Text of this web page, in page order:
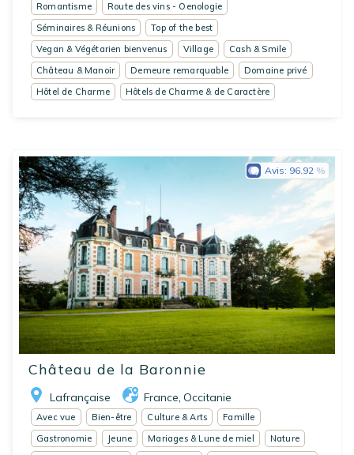
Romantisme
Route des vins - Oenologie
Séminaires & Réunions
Top of the best
Vegan & Végétarien bienvenus
Village
Cash & Smile
Château & Manoir
Demeure remarquable
Domaine privé
Hôtel de Charme
Hôtels de Charme & de Caractère
Château de la Baronnie
Lafrançaise France, Occitanie
Avis: 96.92
Avec vue Bien-être Culture & Arts
Famille
Gastronomie
Jeune Mariages & Lune de miel
Nature